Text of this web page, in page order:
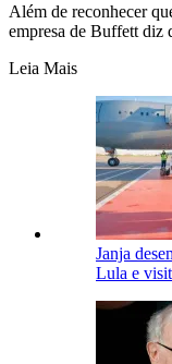
Além de reconhecer
empresa de Buffett diz
Leia Mais
Janja
Lula e